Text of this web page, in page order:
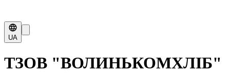
UA
ТЗОВ "ВОЛИНЬКОМХЛІБ"